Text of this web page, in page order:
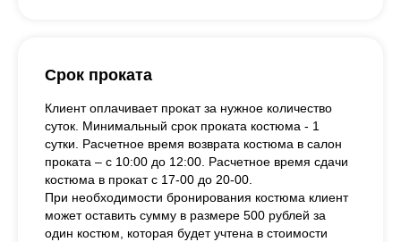
Срок проката
Клиент оплачивает прокат за нужное количество
суток. Минимальный срок проката костюма - 1
сутки. Расчетное время возврата костюма в салон
проката – с 10:00 до 12:00. Расчетное время сдачи
костюма в прокат с 17-00 до 20-00.
При необходимости бронирования костюма клиент
может оставить сумму в размере 500 рублей за
один костюм, которая будет учтена в стоимости